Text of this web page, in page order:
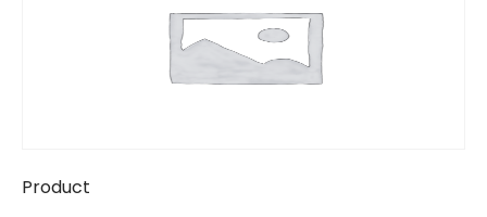
Product